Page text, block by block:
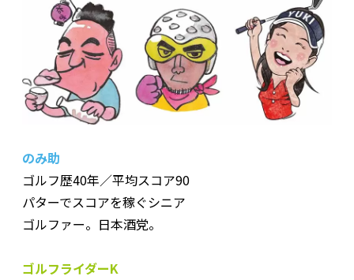
のみ助
ゴルフ歴40年／平均スコア90
パターでスコアを稼ぐシニア
ゴルファー。日本酒党。
ゴルフライダーK